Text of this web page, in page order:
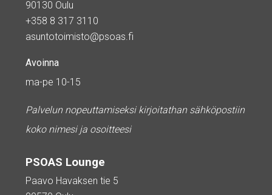
90130 Oulu
+358 8 317 3110
asuntotoimisto@psoas.fi
Avoinna
ma-pe 10-15
Palvelun nopeuttamiseksi kirjoitathan sähköpostiin
koko nimesi ja osoitteesi
PSOAS Lounge
Paavo Havaksen tie 5